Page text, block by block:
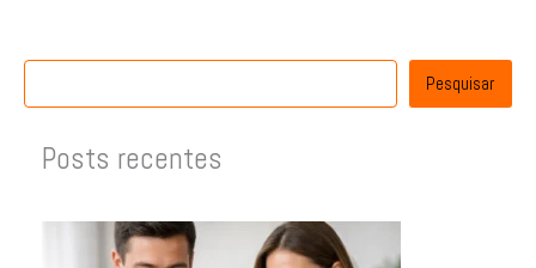
Pesquisar
Posts recentes